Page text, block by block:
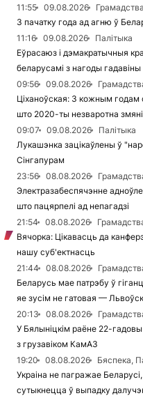
11:55 09.08.2026
Грамадства
З пачатку года ад агню ў
11:16
09.08.2026
Палітыка
Еўрасаюз і дэмакратычныя
беларусамі з нагоды
09:56
09.08.2026
Ціханоўская: З кожным годам
што 2020-ты незваротна
09:07
09.08.2026
Палітыка
Лукашэнка зацікаўлены ў
Сінгапурам
23:56
08.08.2026
Электразабеспячэнне
што пацярпелі ад непагадзі
21:54
08.08.2026
Вячорка: Цікавасць да
нашу суб'ектнасць
21:44
08.08.2026
Беларусь мае патрэбу ў
яе зусім не гатовая —
20:13
08.08.2026
У Бялыніцкім раёне 22-
з грузавіком КамАЗ
19:20
08.08.2026
Бяспека,
Украіна не пагражае
сутыкнецца ў выпадку